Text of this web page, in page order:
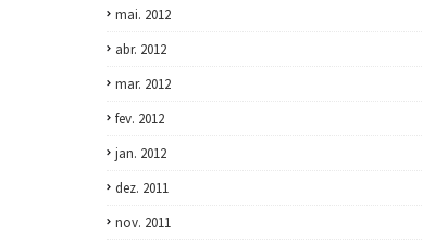
mai. 2012
abr. 2012
mar. 2012
fev. 2012
jan. 2012
dez. 2011
nov. 2011